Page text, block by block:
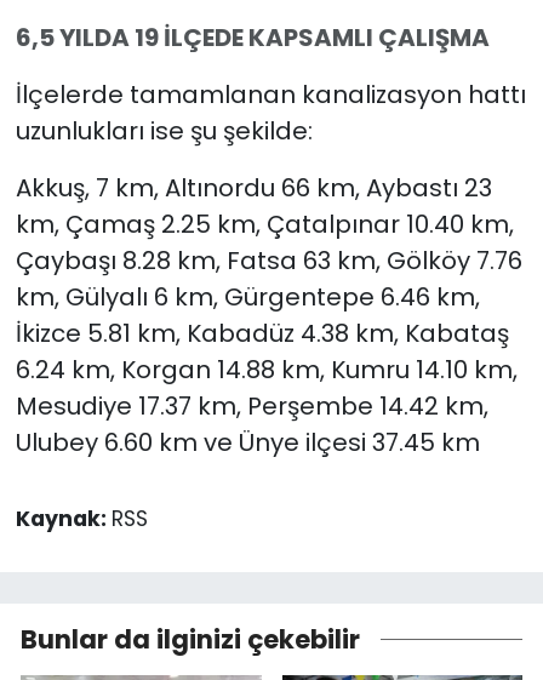
6,5 YILDA 19 İLÇEDE KAPSAMLI ÇALIŞMA
İlçelerde tamamlanan kanalizasyon hattı
uzunlukları ise şu şekilde:
Akkuş, 7 km, Altınordu 66 km, Aybastı 23
km, Çamaş 2.25 km, Çatalpınar 10.40 km,
Çaybaşı 8.28 km, Fatsa 63 km, Gölköy 7.76
km, Gülyalı 6 km, Gürgentepe 6.46 km,
İkizce 5.81 km, Kabadüz 4.38 km, Kabataş
6.24 km, Korgan 14.88 km, Kumru 14.10 km,
Mesudiye 17.37 km, Perşembe 14.42 km,
Ulubey 6.60 km ve Ünye ilçesi 37.45 km
Kaynak: RSS
Bunlar da ilginizi çekebilir